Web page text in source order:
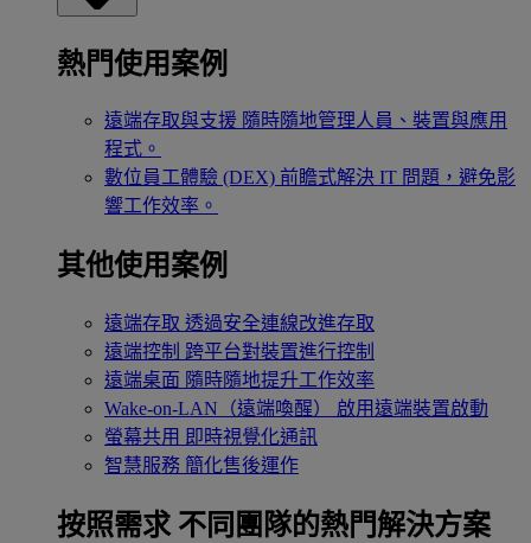
熱門使用案例
遠端存取與支援 隨時隨地管理人員、裝置與應用
程式。
數位員工體驗 (DEX) 前瞻式解決 IT 問題，避免影
響工作效率。
其他使用案例
遠端存取 透過安全連線改進存取
遠端控制 跨平台對裝置進行控制
遠端桌面 隨時隨地提升工作效率
Wake-on-LAN（遠端喚醒）
啟用遠端裝置啟動
螢幕共用 即時視覺化通訊
智慧服務 簡化售後運作
按照需求 不同團隊的熱門解決方案